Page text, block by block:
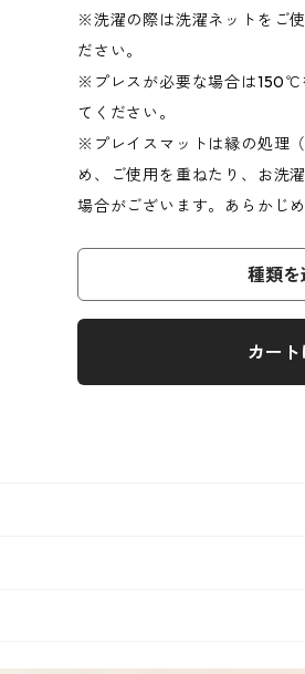
※洗濯の際は洗濯ネットをご
ださい。
※プレスが必要な場合は150℃
てください。
※プレイスマットは縁の処理
め、ご使用を重ねたり、お洗
場合がございます。あらかじ
種類を
カート